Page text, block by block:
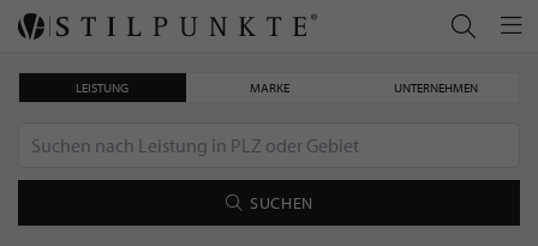
LEISTUNG MARKE UNTERNEHMEN
SUCHEN